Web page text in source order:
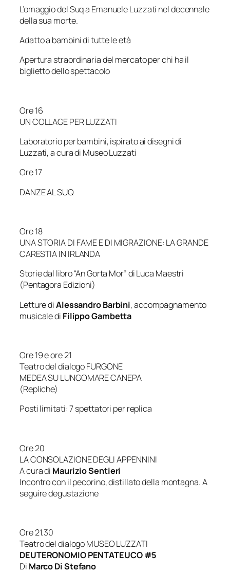
L’omaggio del Suq a Emanuele Luzzati nel decennale
della sua morte.
Adatto a bambini di tutte le età
Apertura straordinaria del mercato per chi ha il
biglietto dello spettacolo
Ore 16
UN COLLAGE PER LUZZATI
Laboratorio per bambini, ispirato ai disegni di
Luzzati, a cura di Museo Luzzati
Ore 17
DANZE AL SUQ
Ore 18
UNA STORIA DI FAME E DI MIGRAZIONE: LA GRANDE
CARESTIA IN IRLANDA
Storie dal libro “An Gorta Mor” di Luca Maestri
(Pentagora Edizioni)
Letture diAlessandro Barbini, accompagnamento
musicale di Filippo Gambetta
Ore 19 e ore 21
Teatro del dialogo FURGONE
MEDEA SU LUNGOMARE CANEPA
(Repliche)
Posti limitati: 7 spettatori per replica
Ore 20
LA CONSOLAZIONE DEGLI APPENNINI
A cura di Maurizio Sentieri
Incontro con il pecorino, distillato della montagna. A
seguire degustazione
Ore 21.30
Teatro del dialogo MUSEO LUZZATI
DEUTERONOMIO PENTATEUCO #5
Di Marco Di Stefano